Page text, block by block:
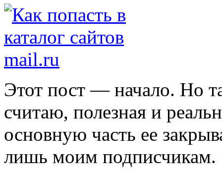
Этот пост — начало. Но
считаю, полезная и
основную часть ее
лишь моим подписчикам.